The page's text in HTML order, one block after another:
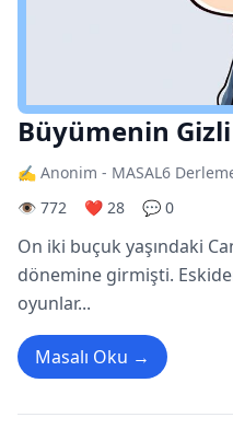
Büyümenin
✍️ Anonim - MASAL6
👁️ 772
❤️ 28 💬 0
On iki buçuk yaşındaki
dönemine girmişti.
oyunlar...
Masalı Oku →